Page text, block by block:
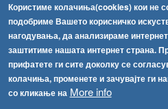
Користиме колачиња(cookies) кои не
подобриме Вашето корисничко
нагодувања, да анализираме интернет
заштитиме нашата интернет страна.
прифатете ги сите доколку се
колачиња, променете и зачувајте ги
со кликање на More info
[АХВ-претходна страна]
Соопштенија
Република Бугарија ги засили официјалните контроли при увоз на свежо овошје и зеленчук
Високите температури ризик од труење со храна, опасни се и за животните
Водата во Гостивар може да се користи како техничка, продолжува испораката на флаширана вода
Навигација
Архива
Регистри
Обрасци